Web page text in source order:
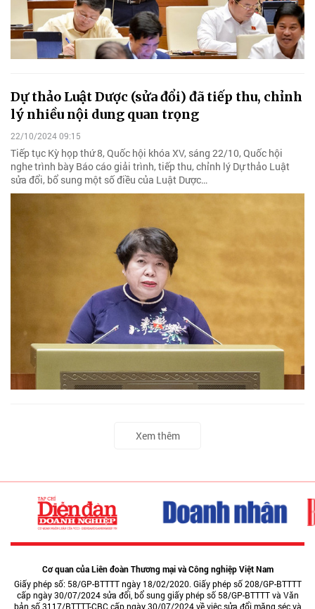
Dự thảo Luật Dược (sửa đổi) đã tiếp thu, chỉnh
lý nhiều nội dung quan trọng
22/10/2024 09:15
Tiếp tục Kỳ họp thứ 8, Quốc hội khóa XV, sáng 22/10, Quốc hội
nghe trình bày Báo cáo giải trình, tiếp thu, chỉnh lý Dự thảo Luật
sửa đổi, bổ sung một số điều của Luật Dược…
Xem thêm
Cơ quan của Liên đoàn Thương mại và Công nghiệp Việt Nam
Giấy phép số: 58/GP-BTTTT ngày 18/02/2020. Giấy phép số 208/GP-BTTTT
cấp ngày 30/07/2024 sửa đổi, bổ sung giấy phép số 58/GP-BTTTT và Văn
bản số 3117/BTTTT-CBC cấp ngày 30/07/2024 về việc sửa đổi măng séc và